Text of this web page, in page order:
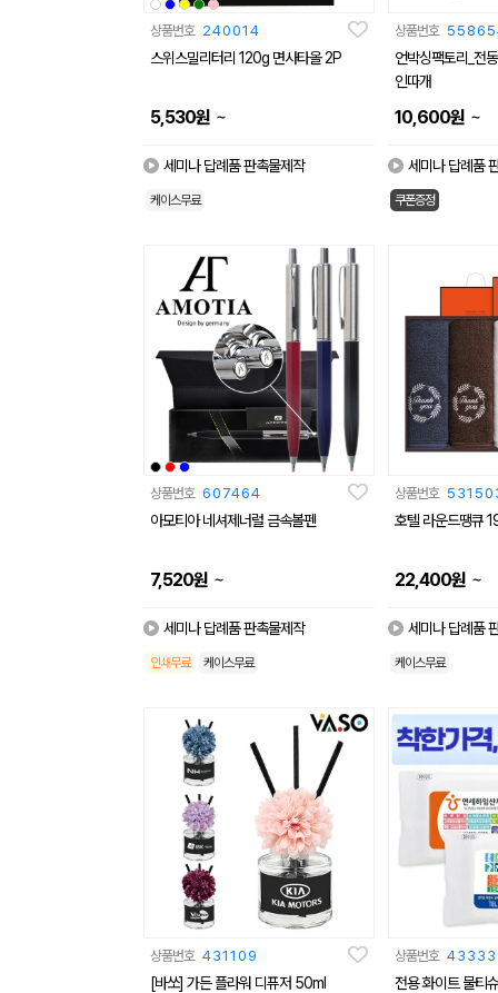
상품번호 240014
스위스밀리터리 120g 면사타올 2P
5,530원 ~
세미나 답례품 판촉물제작
케이스무료
상품번호
언박싱팩토리_전
인따개
10,600원 ~
세미나 답례품
쿠폰증정
상품번호 607464
아모티아 네셔제너럴 금속볼펜
7,520원 ~
세미나 답례품 판촉물제작
인쇄무료 케이스무료
상품번호
호텔 라운드땡큐
22,400원 ~
세미나 답례품
케이스무료
상품번호 431109
[바쏘] 가든 플라워 디퓨저 50ml
상품번호
전용 화이트 물티